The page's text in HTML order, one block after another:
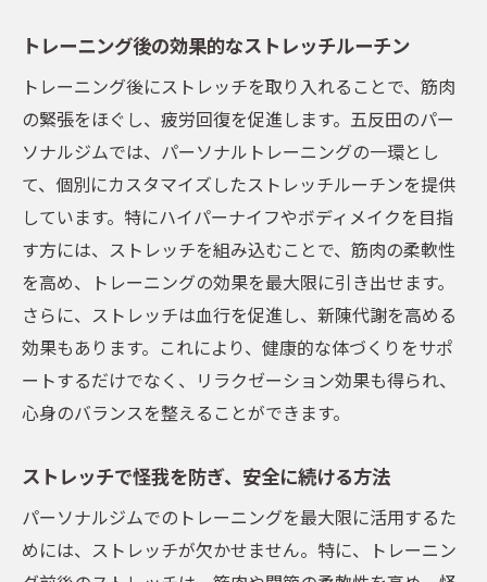
トレーニング後の効果的なストレッチルーチン
トレーニング後にストレッチを取り入れることで、筋肉
の緊張をほぐし、疲労回復を促進します。五反田のパー
ソナルジムでは、パーソナルトレーニングの一環とし
て、個別にカスタマイズしたストレッチルーチンを提供
しています。特にハイパーナイフやボディメイクを目指
す方には、ストレッチを組み込むことで、筋肉の柔軟性
を高め、トレーニングの効果を最大限に引き出せます。
さらに、ストレッチは血行を促進し、新陳代謝を高める
効果もあります。これにより、健康的な体づくりをサポ
ートするだけでなく、リラクゼーション効果も得られ、
心身のバランスを整えることができます。
ストレッチで怪我を防ぎ、安全に続ける方法
パーソナルジムでのトレーニングを最大限に活用するた
めには、ストレッチが欠かせません。特に、トレーニン